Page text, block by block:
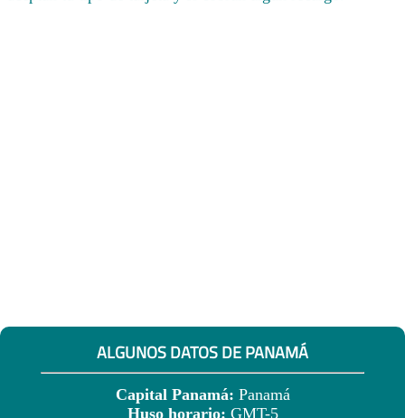
ALGUNOS DATOS DE PANAMÁ
Capital Panamá: Panamá
Huso horario: GMT-5